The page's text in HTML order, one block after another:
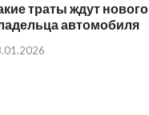
траты ждут нового
автомобиля